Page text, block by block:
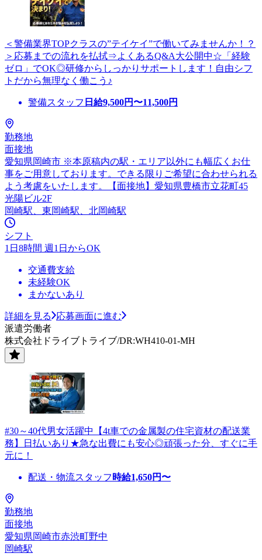
＜警備業界TOPクラスの”テイケイ”で働いてみませんか！？
＞応募までの流れを払拭⇒よくあるQ&A大公開中☆「経験
ゼロ」でOK◎研修からしっかりサポートします！自由シフ
トだから無理なく働こう♪
警備スタッフ 日給9,500円〜11,500円
勤務地
面接地
愛知県岡崎市 ※本原稿内の駅・エリア以外にも幅広くお仕
事をご用意しております。できる限りご希望に合わせられる
よう考慮をいたします。【面接地】愛知県豊橋市立花町45
光陽ビル2F
岡崎駅、東岡崎駅、北岡崎駅
シフト
1日8時間 週1日からOK
交通費支給
未経験OK
まかないあり
詳細を見る
応募画面に進む
派遣労働者
株式会社ドライブトライブ/DR:WH410-01-MH
#30～40代男女活躍中【4t車での金属製の住宅資材の配送業
務】日払いあり★急な出費にも安心◎頑張った分、すぐに手
元に！
配送・物流スタッフ 時給1,650円〜
勤務地
面接地
愛知県岡崎市赤渋町野中
岡崎駅